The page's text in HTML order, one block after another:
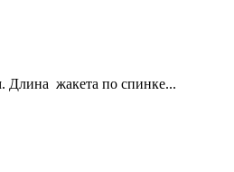
Длина жакета по спинке...